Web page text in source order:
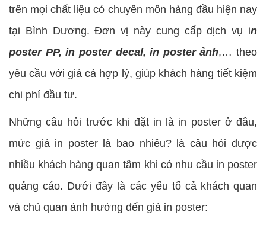
trên mọi chất liệu có chuyên môn hàng đầu hiện nay
tại Bình Dương. Đơn vị này cung cấp dịch vụ in
poster PP, in poster decal, in poster ảnh,… theo
yêu cầu với giá cả hợp lý, giúp khách hàng tiết kiệm
chi phí đầu tư.
Những câu hỏi trước khi đặt in là in poster ở đâu,
mức giá in poster là bao nhiêu? là câu hỏi được
nhiều khách hàng quan tâm khi có nhu cầu in poster
quảng cáo. Dưới đây là các yếu tố cả khách quan
và chủ quan ảnh hưởng đến giá in poster: